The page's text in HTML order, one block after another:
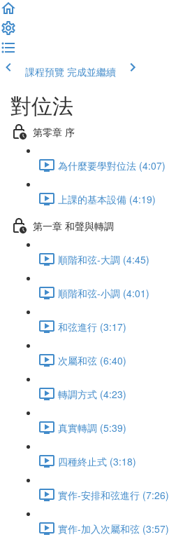
課程預覽 完成並繼續
對位法
第零章 序
為什麼要學對位法 (4:07)
上課的基本設備 (4:19)
第一章 和聲與轉調
順階和弦-大調 (4:45)
順階和弦-小調 (4:01)
和弦進行 (3:17)
次屬和弦 (6:40)
轉調方式 (4:23)
真實轉調 (5:39)
四種終止式 (3:18)
實作-安排和弦進行 (7:26)
實作-加入次屬和弦 (3:57)